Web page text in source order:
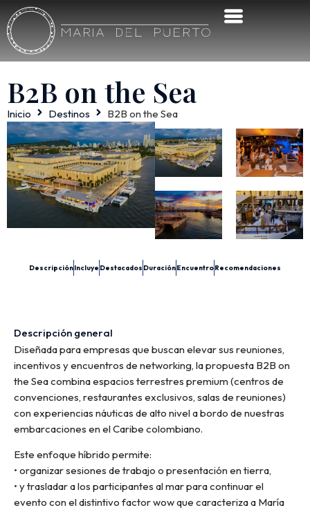
B2B on the Sea
Inicio Destinos B2B on the Sea
DescripciónIncluye Destacados DuraciónEncuentroRecomendaciones
Descripción general
Diseñada para empresas que buscan elevar sus reuniones,
incentivos y encuentros de networking, la propuesta B2B on
the Sea combina espacios terrestres premium (centros de
convenciones, restaurantes exclusivos, salas de reuniones)
con experiencias náuticas de alto nivel a bordo de nuestras
embarcaciones en el Caribe colombiano.
Este enfoque híbrido permite:
• organizar sesiones de trabajo o presentación en tierra,
• y trasladar a los participantes al mar para continuar el
evento con el distintivo factor wow que caracteriza a María